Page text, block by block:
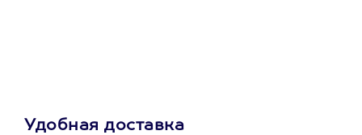
Удобная доставка